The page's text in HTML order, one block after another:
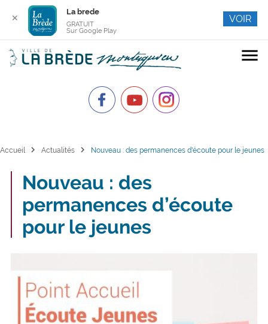
menu
Accueil chevron_right Actualités chevron_right Nouveau : des permanences d'écoute pour le jeunes
Nouveau : des
permanences d’écoute
pour le jeunes
✕
La brede
GRATUIT
Sur Google Play
VOIR